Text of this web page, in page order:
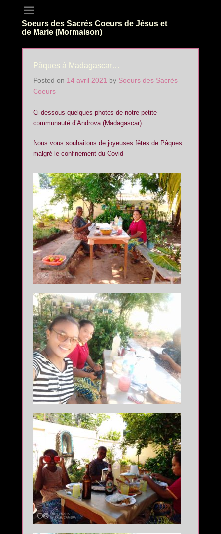
Soeurs des Sacrés Coeurs de Jésus et
de Marie (Mormaison)
Pâques à Madagascar…
Posted on 14 avril 2021 by Soeurs des Sacrés
Coeurs
Ci-dessous quelques photos de notre petite
communauté d’Androva (Madagascar).
Nous vous souhaitons de joyeuses fêtes de Pâques
malgré le confinement du Covid